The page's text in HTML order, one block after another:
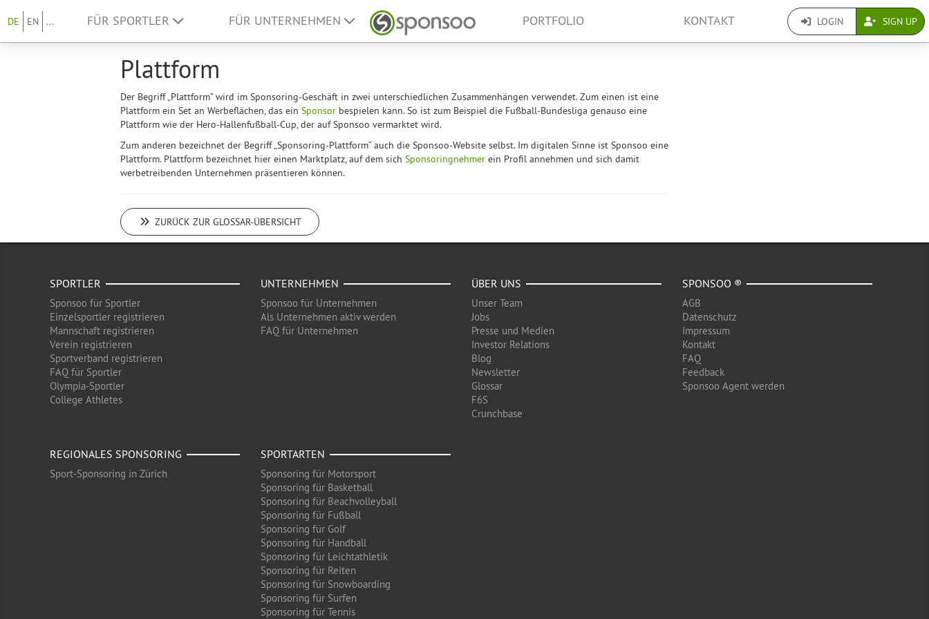
DE EN ... FÜR SPORTLER FÜR UNTERNEHMEN PORTFOLIO KONTAKT LOGIN SIGN UP
Plattform
Der Begriff „Plattform“ wird im Sponsoring-Geschäft in zwei unterschiedlichen Zusammenhängen verwendet. Zum einen ist eine
Plattform ein Set an Werbeflächen, das ein Sponsorbespielen kann. So ist zum Beispiel die Fußball-Bundesliga genauso eine
Plattform wie der Hero-Hallenfußball-Cup, der auf Sponsoo vermarktet wird.
Zum anderen bezeichnet der Begriff „Sponsoring-Plattform“ auch die Sponsoo-Website selbst. Im digitalen Sinne ist Sponsoo eine
Plattform. Plattform bezeichnet hier einen Marktplatz, auf dem sich Sponsoringnehmerein Profil annehmen und sich damit
werbetreibenden Unternehmen präsentieren können.
ZURÜCK ZUR GLOSSAR-ÜBERSICHT
SPORTLER
Sponsoo für Sportler
Einzelsportler registrieren
Mannschaft registrieren
Verein registrieren
Sportverband registrieren
FAQ für Sportler
Olympia-Sportler
College Athletes
UNTERNEHMEN
Sponsoo für Unternehmen
Als Unternehmen aktiv werden
FAQ für Unternehmen
ÜBER UNS
Unser Team
Jobs
Presse und Medien
Investor Relations
Blog
Newsletter
Glossar
F6S
Crunchbase
SPONSOO ®
AGB
Datenschutz
Impressum
Kontakt
FAQ
Feedback
Sponsoo Agent werden
REGIONALES SPONSORING
Sport-Sponsoring in Zürich
SPORTARTEN
Sponsoring für Motorsport
Sponsoring für Basketball
Sponsoring für Beachvolleyball
Sponsoring für Fußball
Sponsoring für Golf
Sponsoring für Handball
Sponsoring für Leichtathletik
Sponsoring für Reiten
Sponsoring für Snowboarding
Sponsoring für Surfen
Sponsoring für Tennis